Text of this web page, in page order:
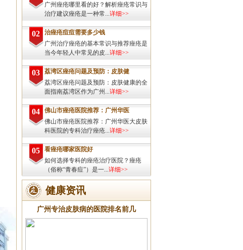
广州痤疮哪里看的好？解析痤疮常识与
治疗建议痤疮是一种常...详细>>
02
治痤疮痘痘需要多少钱
广州治疗痤疮的基本常识与推荐痤疮是
当今年轻人中常见的皮...详细>>
03
荔湾区痤疮问题及预防：皮肤健
荔湾区痤疮问题及预防：皮肤健康的全
面指南荔湾区作为广州...详细>>
04
佛山市痤疮医院推荐：广州华医
佛山市痤疮医院推荐：广州华医大皮肤
科医院的专科治疗痤疮...详细>>
05
看痤疮哪家医院好
如何选择专科的痤疮治疗医院？痤疮
（俗称“青春痘”）是一...详细>>
健康资讯
广州专治皮肤病的医院排名前几